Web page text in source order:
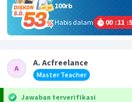
100rb
Habis dalam
00 :11 :
A. Acfreelance
Master Teacher
Jawaban terverifikasi